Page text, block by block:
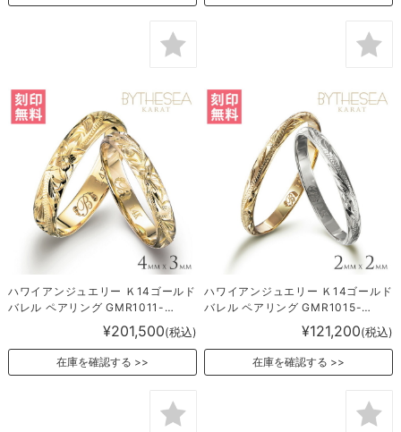
ハワイアンジュエリー Ｋ14ゴールド
バレル ペアリング GMR1011-
¥201,500(税込)
在庫を確認する
ハワイアンジュエリー Ｋ14ゴールド
バレル ペアリング GMR1015-
¥121,200(税込)
在庫を確認する